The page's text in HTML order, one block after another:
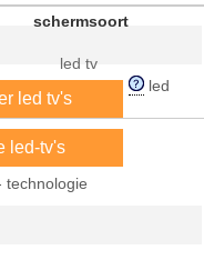
schermsoort
led tv
led tv's
led-tv's
led
technologie